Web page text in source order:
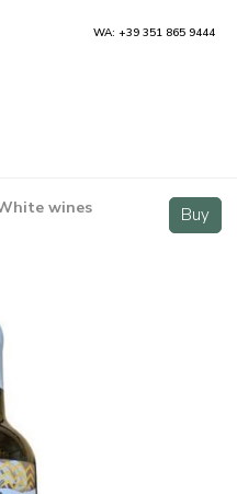
wines Buy
DOC Buy
WA: +39 351 865 9444